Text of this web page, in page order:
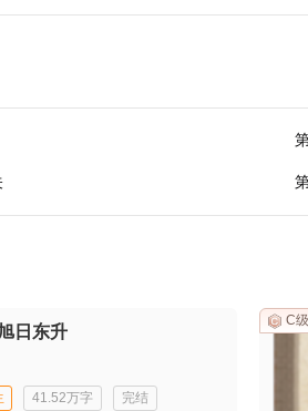
日东升
41.52万字
完结
C级